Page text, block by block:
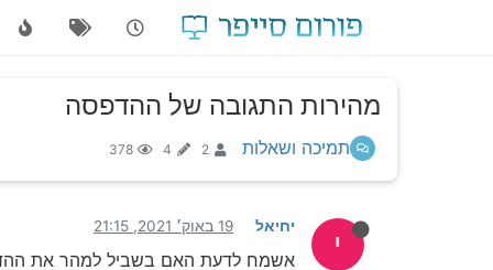
מהירות התגובה של ההדפסה
תמיכה ושאלות 2
4
378
י יחיאל 19 באוק׳ 2021, 21:15